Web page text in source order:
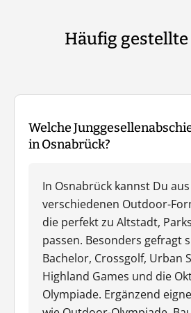
Häufig gestellte
Welche
in Osnabrück?
In Osnabrück kannst Du aus
verschiedenen Outdoor-
die perfekt zu Altstadt,
passen. Besonders gefragt
Bachelor, Crossgolf, Urban
Highland Games und die
Olympiade. Ergänzend